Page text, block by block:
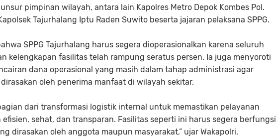
unsur pimpinan wilayah, antara lain Kapolres Metro Depok Kombes Pol.
Tajurhalang Iptu Raden Suwito beserta jajaran pelaksana SPPG.
SPPG Tajurhalang harus segera dioperasionalkan karena seluruh
kelengkapan fasilitas telah rampung seratus persen. Ia juga menyoroti
dana operasional yang masih dalam tahap administrasi agar
oleh penerima manfaat di wilayah sekitar.
dari transformasi logistik internal untuk memastikan pelayanan
sehat, dan transparan. Fasilitas seperti ini harus segera berfungsi
dirasakan oleh anggota maupun masyarakat,” ujar Wakapolri.